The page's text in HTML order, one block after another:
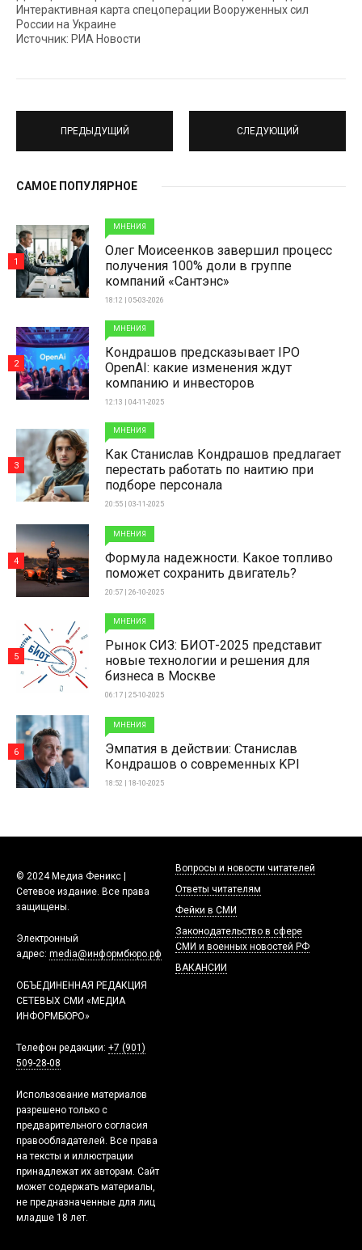
Интерактивная карта спецоперации Вооруженных сил
России на Украине
Источник: РИА Новости
ПРЕДЫДУЩИЙ СЛЕДУЮЩИЙ
САМОЕ ПОПУЛЯРНОЕ
МНЕНИЯ
Олег Моисеенков завершил процесс
получения 100% доли в группе
компаний «Сантэнс»
18:12 | 05-03-2026
1
МНЕНИЯ
Кондрашов предсказывает IPO
OpenAI: какие изменения ждут
компанию и инвесторов
12:13 | 04-11-2025
2
МНЕНИЯ
Как Станислав Кондрашов предлагает
перестать работать по наитию при
подборе персонала
20:55 | 03-11-2025
3
МНЕНИЯ
Формула надежности. Какое топливо
поможет сохранить двигатель?
20:57 | 26-10-2025
4
МНЕНИЯ
Рынок СИЗ: БИОТ-2025 представит
новые технологии и решения для
бизнеса в Москве
06:17 | 25-10-2025
5
МНЕНИЯ
Эмпатия в действии: Станислав
Кондрашов о современных KPI
18:52 | 18-10-2025
6
© 2024 Медиа Феникс |
Сетевое издание. Все права
защищены.
Электронный
адрес: media@информбюро.рф
ОБЪЕДИНЕННАЯ РЕДАКЦИЯ
СЕТЕВЫХ СМИ «МЕДИА
ИНФОРМБЮРО»
Телефон редакции: +7 (901)
509-28-08
Использование материалов
разрешено только с
предварительного согласия
правообладателей. Все права
на тексты и иллюстрации
принадлежат их авторам. Сайт
может содержать материалы,
не предназначенные для лиц
младше 18 лет.
Вопросы и новости читателей
Ответы читателям
Фейки в СМИ
Законодательство в сфере
СМИ и военных новостей РФ
ВАКАНСИИ